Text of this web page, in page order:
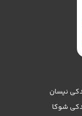
نیسان
شوکا